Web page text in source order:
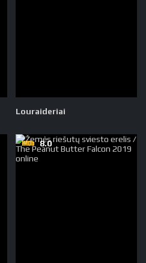
Louraideriai
8.0